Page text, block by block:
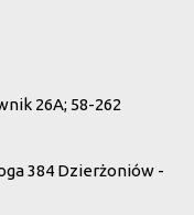
26A; 58-262
384 Dzierżoniów -